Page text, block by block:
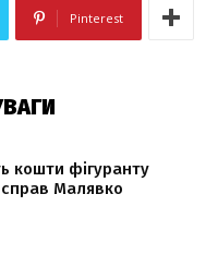
Pinterest
кошти фігуранту
справ Малявко